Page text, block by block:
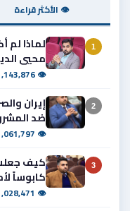
👁 الأكثر قراءة
1
لماذا لم
محيي
👁 1,143,876 مشاهدة
2
إيران
ضد
👁 1,061,797 مشاهدة
3
كيف
كابوساً
👁 1,028,471 مشاهدة